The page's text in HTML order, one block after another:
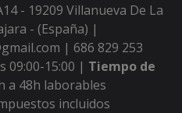
- 19209 Villanueva De La
- (España) |
| 686 829 253
09:00-15:00 | Tiempo de
a 48h laborables
incluidos